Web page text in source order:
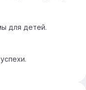
для детей.